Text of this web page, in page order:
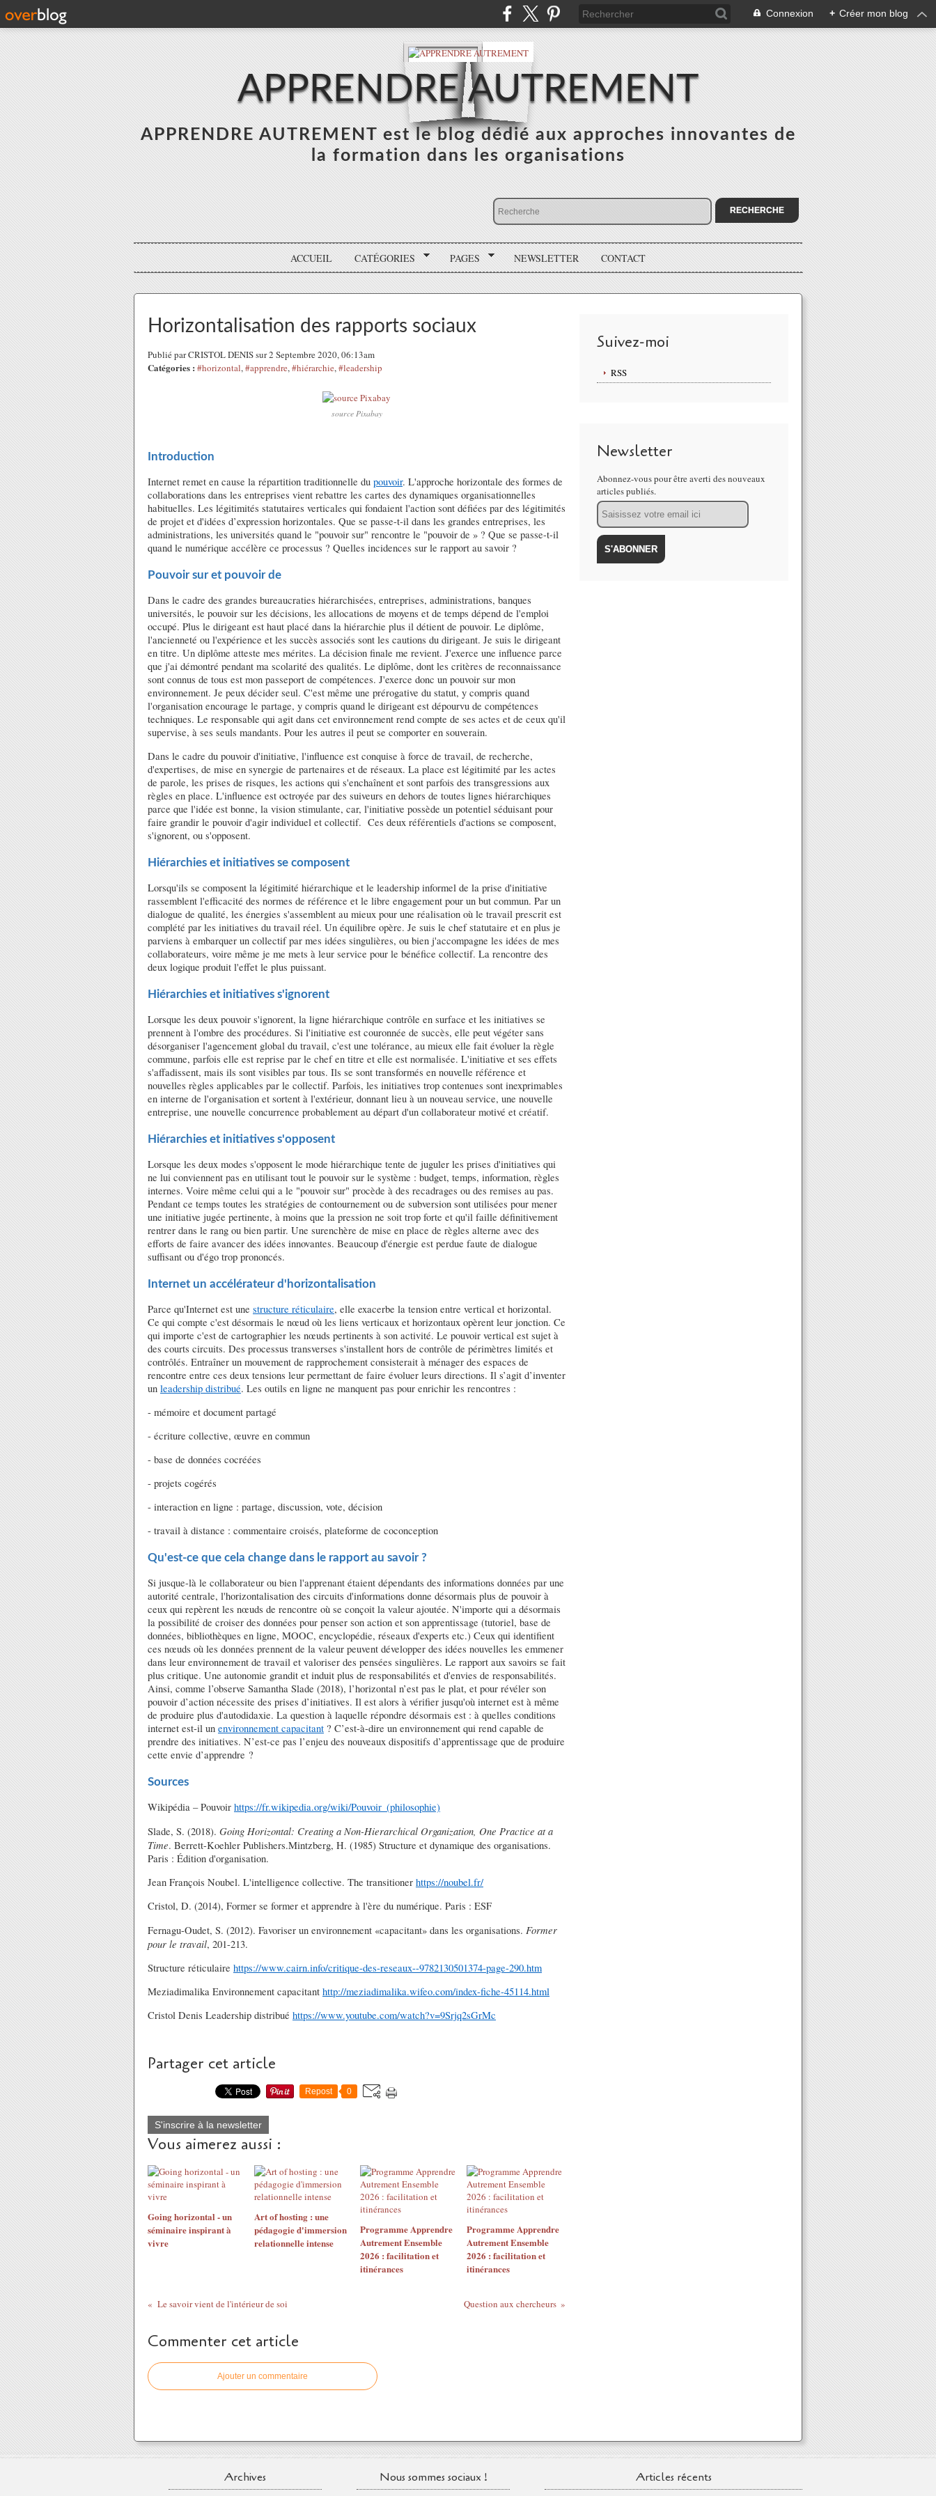
Connexion + Créer mon blog
APPRENDRE AUTREMENT
APPRENDRE AUTREMENT est le blog dédié aux approches innovantes de
la formation dans les organisations
ACCUEIL CATÉGORIES PAGES NEWSLETTER CONTACT
Horizontalisation des rapports sociaux
Publié par CRISTOL DENIS sur 2 Septembre 2020, 06:13am
Catégories : #horizontal,#apprendre,#hiérarchie,#leadership
source Pixabay
Introduction
Internet remet en cause la répartition traditionnelle du pouvoir. L'approche horizontale des formes de
collaborations dans les entreprises vient rebattre les cartes des dynamiques organisationnelles
habituelles. Les légitimités statutaires verticales qui fondaient l'action sont défiées par des légitimités
de projet et d'idées d’expression horizontales. Que se passe-t-il dans les grandes entreprises, les
administrations, les universités quand le "pouvoir sur" rencontre le "pouvoir de » ? Que se passe-t-il
quand le numérique accélère ce processus ? Quelles incidences sur le rapport au savoir ?
Pouvoir sur et pouvoir de
Dans le cadre des grandes bureaucraties hiérarchisées, entreprises, administrations, banques
universités, le pouvoir sur les décisions, les allocations de moyens et de temps dépend de l'emploi
occupé. Plus le dirigeant est haut placé dans la hiérarchie plus il détient de pouvoir. Le diplôme,
l'ancienneté ou l'expérience et les succès associés sont les cautions du dirigeant. Je suis le dirigeant
en titre. Un diplôme atteste mes mérites. La décision finale me revient. J'exerce une influence parce
que j'ai démontré pendant ma scolarité des qualités. Le diplôme, dont les critères de reconnaissance
sont connus de tous est mon passeport de compétences. J'exerce donc un pouvoir sur mon
environnement. Je peux décider seul. C'est même une prérogative du statut, y compris quand
l'organisation encourage le partage, y compris quand le dirigeant est dépourvu de compétences
techniques. Le responsable qui agit dans cet environnement rend compte de ses actes et de ceux qu'il
supervise, à ses seuls mandants. Pour les autres il peut se comporter en souverain.
Dans le cadre du pouvoir d'initiative, l'influence est conquise à force de travail, de recherche,
d'expertises, de mise en synergie de partenaires et de réseaux. La place est légitimité par les actes
de parole, les prises de risques, les actions qui s'enchaînent et sont parfois des transgressions aux
règles en place. L'influence est octroyée par des suiveurs en dehors de toutes lignes hiérarchiques
parce que l'idée est bonne, la vision stimulante, car, l'initiative possède un potentiel séduisant pour
faire grandir le pouvoir d'agir individuel et collectif. Ces deux référentiels d'actions se composent,
s'ignorent, ou s'opposent.
Hiérarchies et initiatives se composent
Lorsqu'ils se composent la légitimité hiérarchique et le leadership informel de la prise d'initiative
rassemblent l'efficacité des normes de référence et le libre engagement pour un but commun. Par un
dialogue de qualité, les énergies s'assemblent au mieux pour une réalisation où le travail prescrit est
complété par les initiatives du travail réel. Un équilibre opère. Je suis le chef statutaire et en plus je
parviens à embarquer un collectif par mes idées singulières, ou bien j'accompagne les idées de mes
collaborateurs, voire même je me mets à leur service pour le bénéfice collectif. La rencontre des
deux logique produit l'effet le plus puissant.
Hiérarchies et initiatives s'ignorent
Lorsque les deux pouvoir s'ignorent, la ligne hiérarchique contrôle en surface et les initiatives se
prennent à l'ombre des procédures. Si l'initiative est couronnée de succès, elle peut végéter sans
désorganiser l'agencement global du travail, c'est une tolérance, au mieux elle fait évoluer la règle
commune, parfois elle est reprise par le chef en titre et elle est normalisée. L'initiative et ses effets
s'affadissent, mais ils sont visibles par tous. Ils se sont transformés en nouvelle référence et
nouvelles règles applicables par le collectif. Parfois, les initiatives trop contenues sont inexprimables
en interne de l'organisation et sortent à l'extérieur, donnant lieu à un nouveau service, une nouvelle
entreprise, une nouvelle concurrence probablement au départ d'un collaborateur motivé et créatif.
Hiérarchies et initiatives s'opposent
Lorsque les deux modes s'opposent le mode hiérarchique tente de juguler les prises d'initiatives qui
ne lui conviennent pas en utilisant tout le pouvoir sur le système : budget, temps, information, règles
internes. Voire même celui qui a le "pouvoir sur" procède à des recadrages ou des remises au pas.
Pendant ce temps toutes les stratégies de contournement ou de subversion sont utilisées pour mener
une initiative jugée pertinente, à moins que la pression ne soit trop forte et qu'il faille définitivement
rentrer dans le rang ou bien partir. Une surenchère de mise en place de règles alterne avec des
efforts de faire avancer des idées innovantes. Beaucoup d'énergie est perdue faute de dialogue
suffisant ou d'égo trop prononcés.
Internet un accélérateur d'horizontalisation
Parce qu'Internet est une structure réticulaire, elle exacerbe la tension entre vertical et horizontal.
Ce qui compte c'est désormais le nœud où les liens verticaux et horizontaux opèrent leur jonction. Ce
qui importe c'est de cartographier les nœuds pertinents à son activité. Le pouvoir vertical est sujet à
des courts circuits. Des processus transverses s'installent hors de contrôle de périmètres limités et
contrôlés. Entraîner un mouvement de rapprochement consisterait à ménager des espaces de
rencontre entre ces deux tensions leur permettant de faire évoluer leurs directions. Il s’agit d’inventer
un leadership distribué. Les outils en ligne ne manquent pas pour enrichir les rencontres :
- mémoire et document partagé
- écriture collective, œuvre en commun
- base de données cocréées
- projets cogérés
- interaction en ligne : partage, discussion, vote, décision
- travail à distance : commentaire croisés, plateforme de coconception
Qu'est-ce que cela change dans le rapport au savoir ?
Si jusque-là le collaborateur ou bien l'apprenant étaient dépendants des informations données par une
autorité centrale, l'horizontalisation des circuits d'informations donne désormais plus de pouvoir à
ceux qui repèrent les nœuds de rencontre où se conçoit la valeur ajoutée. N'importe qui a désormais
la possibilité de croiser des données pour penser son action et son apprentissage (tutoriel, base de
données, bibliothèques en ligne, MOOC, encyclopédie, réseaux d'experts etc.) Ceux qui identifient
ces nœuds où les données prennent de la valeur peuvent développer des idées nouvelles les emmener
dans leur environnement de travail et valoriser des pensées singulières. Le rapport aux savoirs se fait
plus critique. Une autonomie grandit et induit plus de responsabilités et d'envies de responsabilités.
Ainsi, comme l’observe Samantha Slade (2018), l’horizontal n’est pas le plat, et pour révéler son
pouvoir d’action nécessite des prises d’initiatives. Il est alors à vérifier jusqu'où internet est à même
de produire plus d'autodidaxie. La question à laquelle répondre désormais est : à quelles conditions
internet est-il un environnement capacitant ? C’est-à-dire un environnement qui rend capable de
prendre des initiatives. N’est-ce pas l’enjeu des nouveaux dispositifs d’apprentissage que de produire
cette envie d’apprendre ?
Sources
Wikipédia – Pouvoir https://fr.wikipedia.org/wiki/Pouvoir_(philosophie)
Slade, S. (2018). Going Horizontal: Creating a Non-Hierarchical Organization, One Practice at a
Time. Berrett-Koehler Publishers.Mintzberg, H. (1985) Structure et dynamique des organisations.
Paris : Édition d'organisation.
Jean François Noubel. L'intelligence collective. The transitioner https://noubel.fr/
Cristol, D. (2014), Former se former et apprendre à l'ère du numérique. Paris : ESF
Fernagu-Oudet, S. (2012). Favoriser un environnement «capacitant» dans les organisations. Former
pour le travail, 201-213.
Structure réticulaire https://www.cairn.info/critique-des-reseaux--9782130501374-page-290.htm
Meziadimalika Environnement capacitant http://meziadimalika.wifeo.com/index-fiche-45114.html
Cristol Denis Leadership distribué https://www.youtube.com/watch?v=9Srjq2sGrMc
Partager cet article
Repost 0
S'inscrire à la newsletter
Vous aimerez aussi :
Going horizontal - un
séminaire inspirant à
vivre
Art of hosting : une
pédagogie d'immersion
relationnelle intense
Programme Apprendre
Autrement Ensemble
2026 : facilitation et
itinérances
Programme Apprendre
Autrement Ensemble
2026 : facilitation et
itinérances
Le savoir vient de l'intérieur de soi Question aux chercheurs
Commenter cet article
Ajouter un commentaire
Suivez-moi
RSS
Newsletter
Abonnez-vous pour être averti des nouveaux
articles publiés.
Email
Archives Nous sommes sociaux ! Articles récents